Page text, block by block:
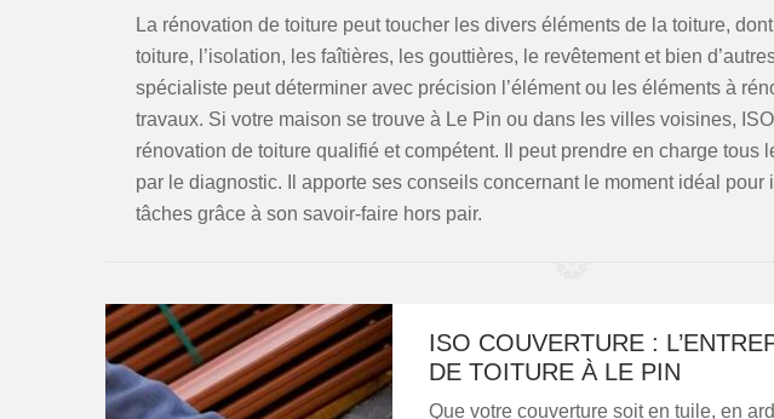
La rénovation de toiture peut toucher les divers éléments de la toiture,
toiture, l’isolation, les faîtières, les gouttières, le revêtement et bien
spécialiste peut déterminer avec précision l’élément ou les éléments à
travaux. Si votre maison se trouve à Le Pin ou dans les villes voisines,
rénovation de toiture qualifié et compétent. Il peut prendre en charge tous
par le diagnostic. Il apporte ses conseils concernant le moment idéal pour
tâches grâce à son savoir-faire hors pair.
ISO COUVERTURE :
DE TOITURE À LE PIN
Que votre couverture soit en tuile, en